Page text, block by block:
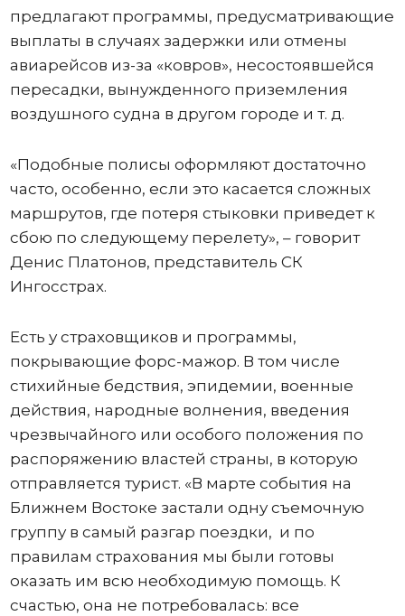
предлагают программы, предусматривающие
выплаты в случаях задержки или отмены
авиарейсов из-за «ковров», несостоявшейся
пересадки, вынужденного приземления
воздушного судна в другом городе и т. д.
«Подобные полисы оформляют достаточно
часто, особенно, если это касается сложных
маршрутов, где потеря стыковки приведет к
сбою по следующему перелету», – говорит
Денис Платонов, представитель СК
Ингосстрах.
Есть у страховщиков и программы,
покрывающие форс-мажор. В том числе
стихийные бедствия, эпидемии, военные
действия, народные волнения, введения
чрезвычайного или особого положения по
распоряжению властей страны, в которую
отправляется турист. «В марте события на
Ближнем Востоке застали одну съемочную
группу в самый разгар поездки, и по
правилам страхования мы были готовы
оказать им всю необходимую помощь. К
счастью, она не потребовалась: все